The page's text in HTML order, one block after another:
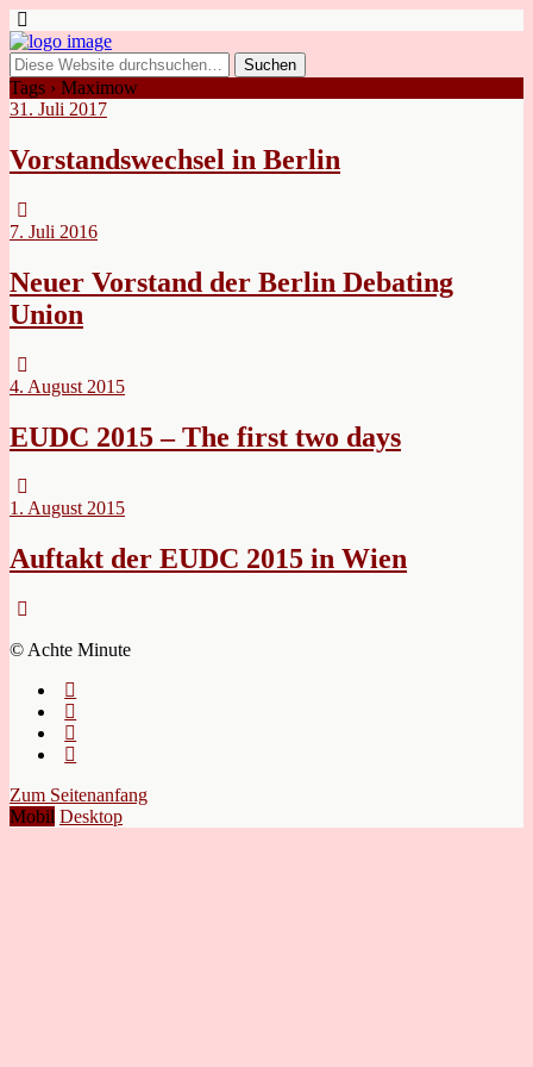
Tags › Maximow
31. Juli 2017
Vorstandswechsel in Berlin
7. Juli 2016
Neuer Vorstand der Berlin Debating
Union
4. August 2015
EUDC 2015 – The first two days
1. August 2015
Auftakt der EUDC 2015 in Wien
© Achte Minute
Zum Seitenanfang
Mobil Desktop